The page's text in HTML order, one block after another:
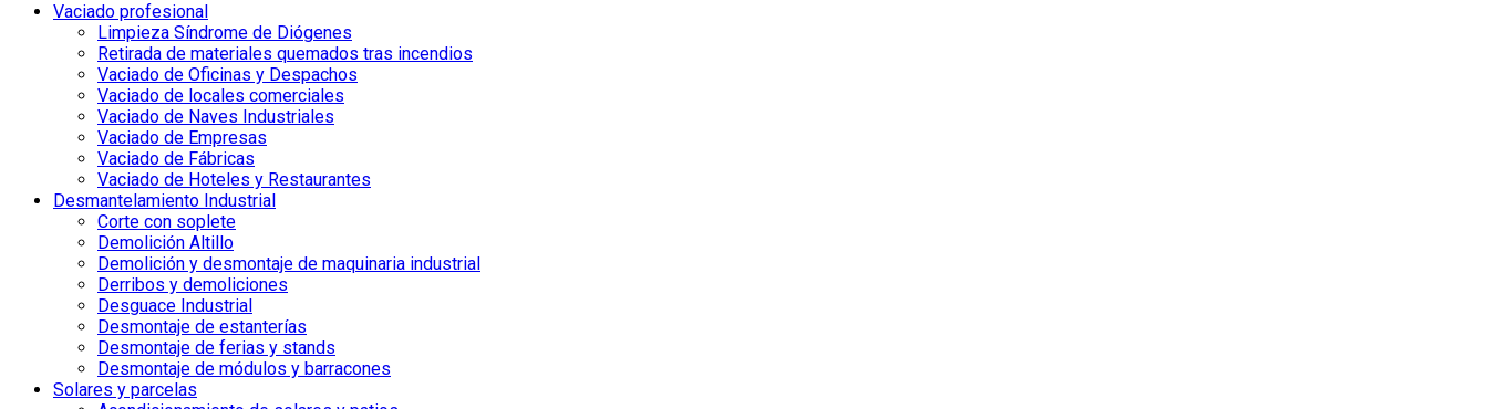
Vaciado profesional
Limpieza Síndrome de Diógenes
Retirada de materiales quemados tras incendios
Vaciado de Oficinas y Despachos
Vaciado de locales comerciales
Vaciado de Naves Industriales
Vaciado de Empresas
Vaciado de Fábricas
Vaciado de Hoteles y Restaurantes
Desmantelamiento Industrial
Corte con soplete
Demolición Altillo
Demolición y desmontaje de maquinaria industrial
Derribos y demoliciones
Desguace Industrial
Desmontaje de estanterías
Desmontaje de ferias y stands
Desmontaje de módulos y barracones
Solares y parcelas